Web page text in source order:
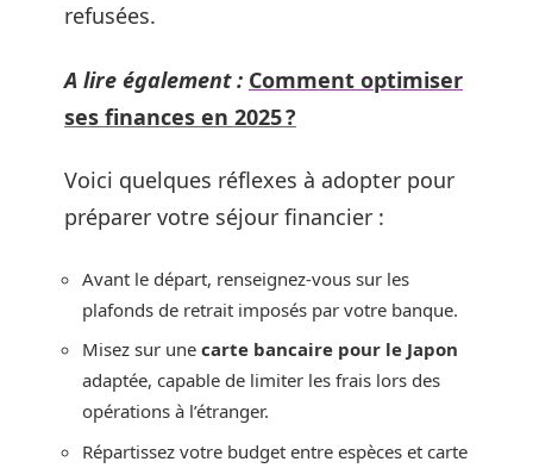
refusées.
A lire également : Comment optimiser
ses finances en 2025 ?
Voici quelques réflexes à adopter pour
préparer votre séjour financier :
Avant le départ, renseignez-vous sur les
plafonds de retrait imposés par votre banque.
Misez sur une carte bancaire pour le Japon
adaptée, capable de limiter les frais lors des
opérations à l’étranger.
Répartissez votre budget entre espèces et carte